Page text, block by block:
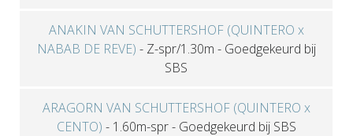
ANAKIN VAN SCHUTTERSHOF (QUINTERO x
NABAB DE REVE) - Z-spr/1.30m - Goedgekeurd bij
SBS
ARAGORN VAN SCHUTTERSHOF (QUINTERO x
CENTO) - 1.60m-spr- Goedgekeurd bij SBS